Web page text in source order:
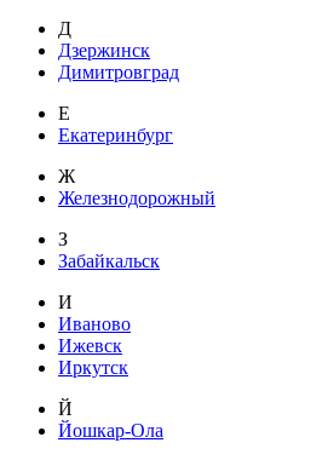
Д
Дзержинск
Димитровград
Е
Екатеринбург
Ж
Железнодорожный
З
Забайкальск
И
Иваново
Ижевск
Иркутск
Й
Йошкар-Ола